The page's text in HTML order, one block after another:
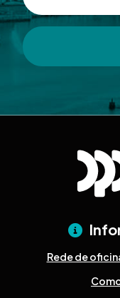
Rede de